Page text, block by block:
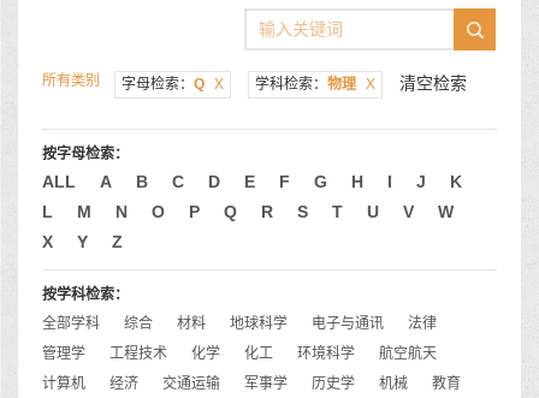
所有类别 字母检索： Q X 学科检索： 物理 X 清空检索
按字母检索：
ALL A B C D E F G H I J
K
L
M N O P Q R S T U V
W
X
Y Z
按学科检索：
全部学科
综合 材料 地球科学 电子与通讯
法律
管理学
工程技术 化学 化工 环境科学
航空航天
计算机
经济 交通运输 军事学 历史学 机械
教育